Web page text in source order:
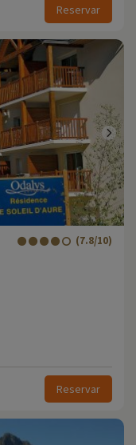
Reservar
(7.8/10)
Reservar